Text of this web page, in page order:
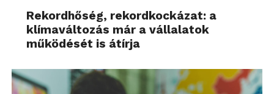
Rekordhőség, rekordkockázat: a
klímaváltozás már a vállalatok
működését is átírja